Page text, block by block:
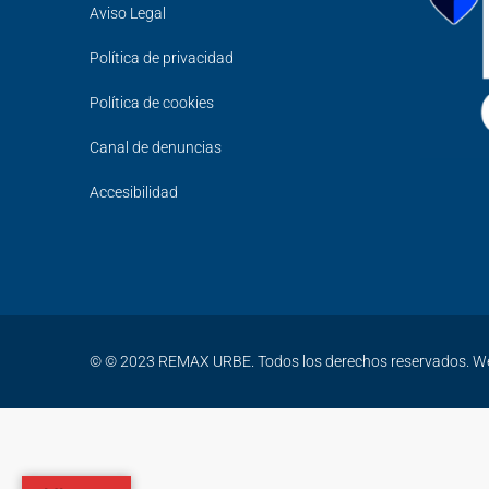
Aviso Legal
Política de privacidad
Política de cookies
Canal de denuncias
Accesibilidad
© © 2023 REMAX URBE. Todos los derechos reservados.